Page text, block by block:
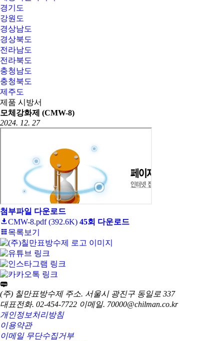
경기도
강원도
경상남도
경상북도
전라남도
전라북도
충청남도
충청북도
제주도
제품 시방서
모체강화제 (CMW-8)
2024. 12. 27
첨부파일 다운로드
CMW-8.pdf (392.6K) 45회 다운로드
목록보기
(주) 칠만표방수제 주소. 서울시 광진구 동일로 337
대표전화. 02-454-7722 이메일. 70000@chilman.co.kr
개인정보처리방침
이용약관
이메일 무단수집거부